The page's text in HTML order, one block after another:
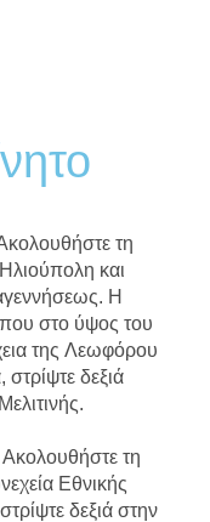
τη
και
Η
στο ύψος του
της Λεωφόρου
δεξιά
Ακολουθήστε τη
Εθνικής
δεξιά στην